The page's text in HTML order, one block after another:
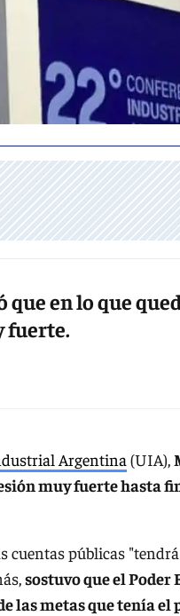
en lo que
fuerte.
Argentina (UIA),
muy fuerte hasta
cuentas públicas
sostuvo que el
las metas que tenía